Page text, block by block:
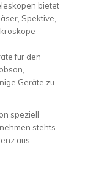
bietet
Spektive,
für den
Geräte zu
speziell
stehts
aus